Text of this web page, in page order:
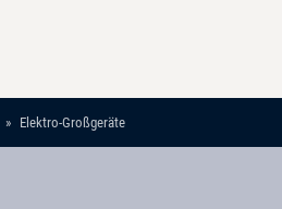
Elektro-Großgeräte